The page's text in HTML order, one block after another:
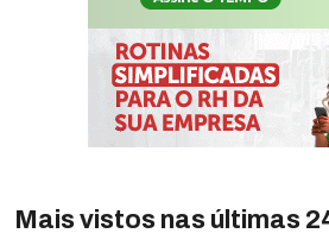
Mais vistos nas últimas